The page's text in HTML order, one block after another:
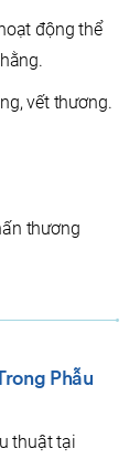
động thể
vết thương.
thương
Phẫu
thuật tại